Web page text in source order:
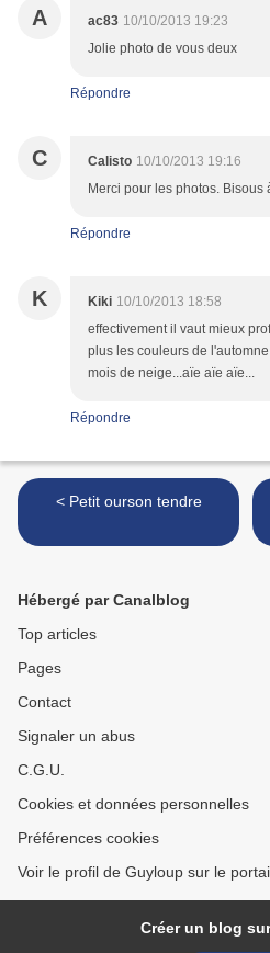
A ac83 10/10/2013 19:23
Jolie photo de vous deux
Répondre
C Calisto 10/10/2013 19:16
Merci pour les photos. Bisous
Répondre
K Kiki 10/10/2013 18:58
effectivement il vaut mieux
plus les couleurs de
mois de neige...aïe aïe aïe...
Répondre
< Petit ourson tendre
Hébergé par Canalblog
Top articles
Pages
Contact
Signaler un abus
C.G.U.
Cookies et données personnelles
Préférences cookies
Voir le profil de Guyloup sur le
Créer un blog